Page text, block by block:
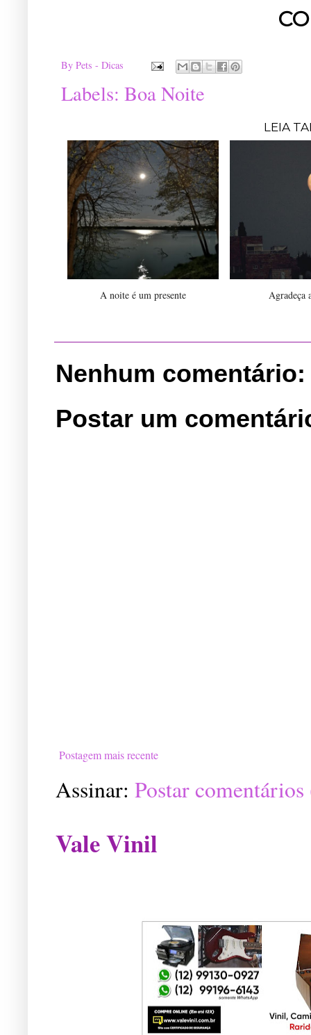
By Pets - Dicas
Labels: Boa Noite
LEIA
A noite é um presente Agradeça
Nenhum comentário:
Postar um
Postagem mais recente
Assinar: Postar
Vale Vinil